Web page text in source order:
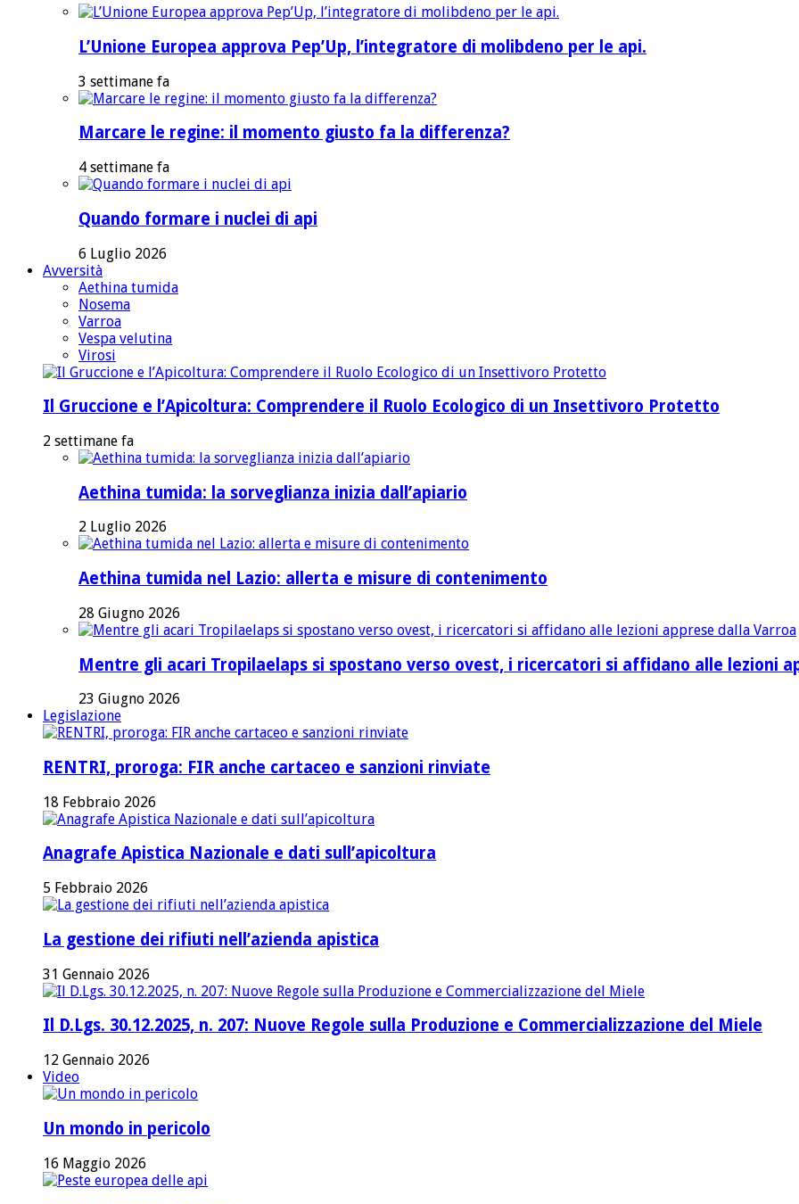
L’Unione Europea approva Pep’Up, l’integratore di molibdeno per le api.
3 settimane fa
Marcare le regine: il momento giusto fa la differenza?
4 settimane fa
Quando formare i nuclei di api
6 Luglio 2026
Avversità
Aethina tumida
Nosema
Varroa
Vespa velutina
Virosi
Il Gruccione e l’Apicoltura: Comprendere il Ruolo Ecologico di un Insettivoro Protetto
2 settimane fa
Aethina tumida: la sorveglianza inizia dall’apiario
2 Luglio 2026
Aethina tumida nel Lazio: allerta e misure di contenimento
28 Giugno 2026
Mentre gli acari Tropilaelaps si spostano verso ovest, i ricercatori si affidano alle lezioni
23 Giugno 2026
Legislazione
RENTRI, proroga: FIR anche cartaceo e sanzioni rinviate
18 Febbraio 2026
Anagrafe Apistica Nazionale e dati sull’apicoltura
5 Febbraio 2026
La gestione dei rifiuti nell’azienda apistica
31 Gennaio 2026
Il D.Lgs. 30.12.2025, n. 207: Nuove Regole sulla Produzione e Commercializzazione del Miele
12 Gennaio 2026
Video
Un mondo in pericolo
16 Maggio 2026